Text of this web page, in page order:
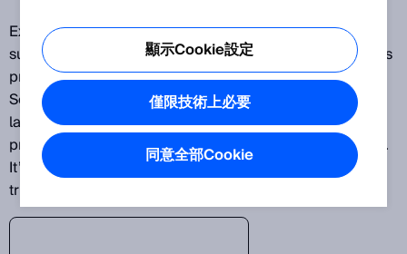
Explore our latest innovations and discover SICK's
success stories as one of the world's leading solutions
providers for sensor-based applications. The SICK
Sensor Blog helps its readers stay up to date on the
latest advances in automation, ranging from
production plants to processes and logistics systems.
It’s time to lift the veil on the world of digital
transformation.
顯示Cookie設定
僅限技術上必要
同意全部Cookie